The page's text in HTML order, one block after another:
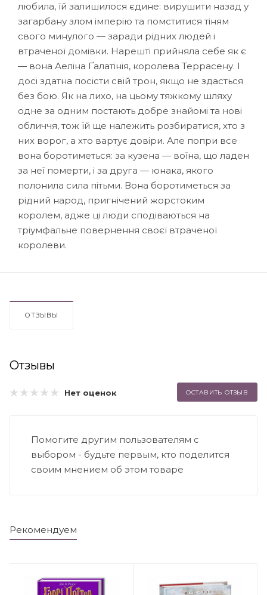
любила, їй залишилося єдине: вирушити назад у
загарбану злом імперію та помститися тіням
свого минулого — заради рідних людей і
втраченої домівки. Нарешті прийняла себе як є
— вона Аеліна Ґалатінія, королева Террасену. І
досі здатна посісти свій трон, якщо не здасться
без бою. Як на лихо, на цьому тяжкому шляху
одне за одним постають добре знайомі та нові
обличчя, тож їй ще належить розбиратися, хто з
них ворог, а хто вартує довіри. Але попри все
вона боротиметься: за кузена — воїна, що ладен
за неї померти, і за друга — юнака, якого
полонила сила пітьми. Вона боротиметься за
рідний народ, пригнічений жорстоким
королем, адже ці люди сподіваються на
тріумфальне повернення своєї втраченої
королеви.
ОТЗЫВЫ
Отзывы
Нет оценок ОСТАВИТЬ ОТЗЫВ
Помогите другим пользователям с
выбором - будьте первым, кто поделится
своим мнением об этом товаре
Рекомендуем